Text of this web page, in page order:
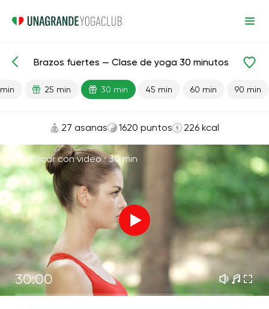
Lecciones preparadas Fortaleza Manos
Brazos fuertes — Clase de yoga 30 minutos
25 min 30 min 45 min 60 min 90 min
27 asanas 1620 puntos 226 kcal
Practicar con video ·30 min
30:00